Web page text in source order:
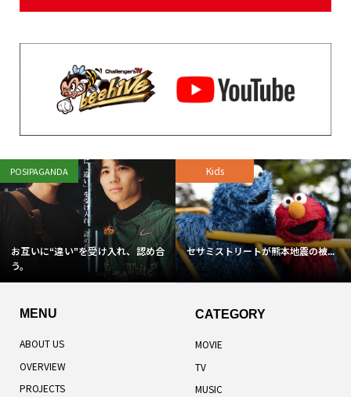
POSIPAGANDA
お互いに“違い”を受け入れ、認め合
う。
Kids
セサミストリートが熊本地震の被...
MENU
ABOUT US
OVERVIEW
PROJECTS
CATEGORY
MOVIE
TV
MUSIC